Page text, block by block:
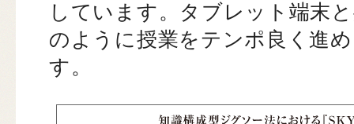
しています。タブレット端末
のように授業をテンポ良く進
す。